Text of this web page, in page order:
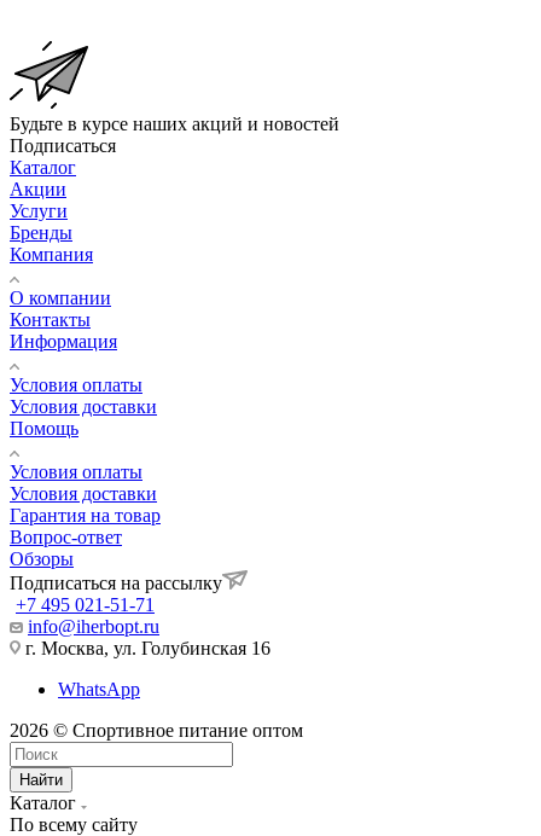
Будьте в курсе наших акций и новостей
Подписаться
Каталог
Акции
Услуги
Бренды
Компания
О компании
Контакты
Информация
Условия оплаты
Условия доставки
Помощь
Условия оплаты
Условия доставки
Гарантия на товар
Вопрос-ответ
Обзоры
Подписаться на рассылку
+7 495 021-51-71
info@iherbopt.ru
г. Москва, ул. Голубинская 16
WhatsApp
2026 © Спортивное питание оптом
Найти
Каталог
По всему сайту